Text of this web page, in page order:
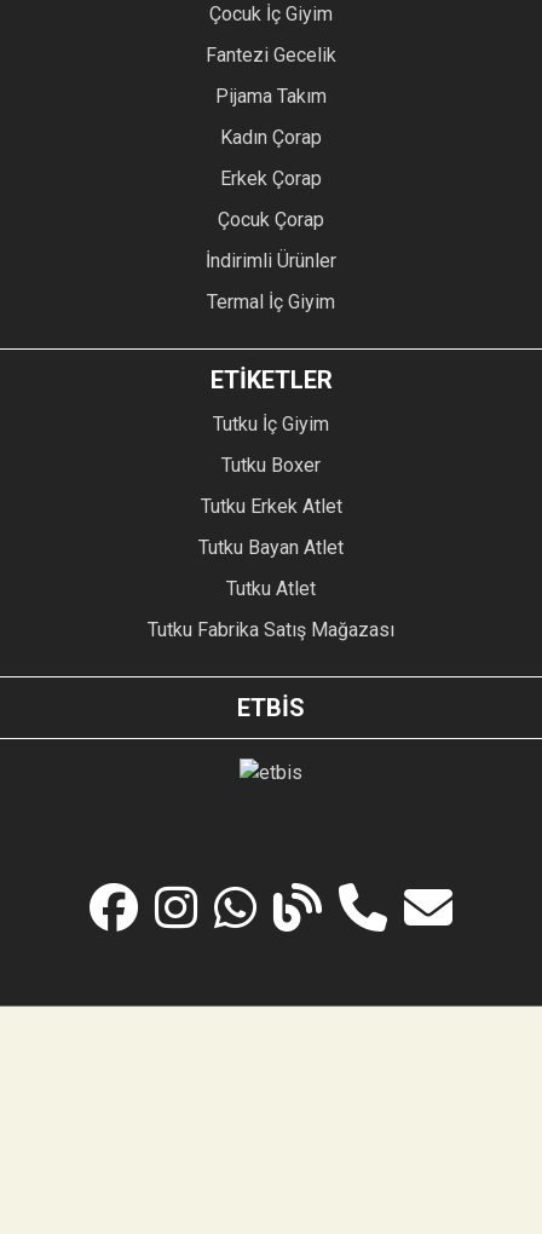
Çocuk İç Giyim
Fantezi Gecelik
Pijama Takım
Kadın Çorap
Erkek Çorap
Çocuk Çorap
İndirimli Ürünler
Termal İç Giyim
ETİKETLER
Tutku İç Giyim
Tutku Boxer
Tutku Erkek Atlet
Tutku Bayan Atlet
Tutku Atlet
Tutku Fabrika Satış Mağazası
ETBİS